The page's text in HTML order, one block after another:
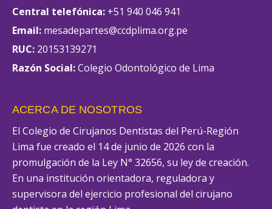
Central telefónica: +51 940 046 941
Email: mesadepartes@ccdplima.org.pe
RUC: 20153139271
Razón Social:Colegio Odontológico de Lima
ACERCA DE NOSOTROS
El Colegio de Cirujanos Dentistas del Perú-Región
Lima fue creado el 14 de junio de 2026 con la
promulgación de la Ley N° 32656, su ley de creación.
En una institución orientadora, reguladora y
supervisora del ejercicio profesional del cirujano